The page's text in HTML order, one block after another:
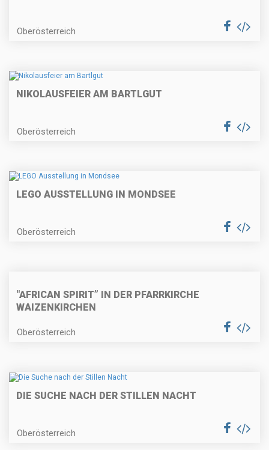
Oberösterreich
NIKOLAUSFEIER AM BARTLGUT
Oberösterreich
LEGO AUSSTELLUNG IN MONDSEE
Oberösterreich
"AFRICAN SPIRIT” IN DER PFARRKIRCHE
WAIZENKIRCHEN
Oberösterreich
DIE SUCHE NACH DER STILLEN NACHT
Oberösterreich